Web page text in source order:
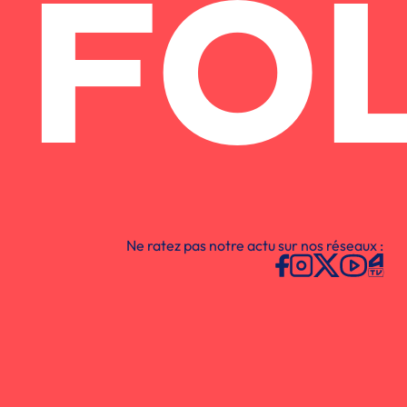
Ne ratez pas notre actu sur nos réseaux :